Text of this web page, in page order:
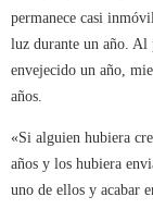
permanece casi
luz durante un año. Al
envejecido un año,
años.
«Si alguien hubiera
años y los hubiera
uno de ellos y acabar